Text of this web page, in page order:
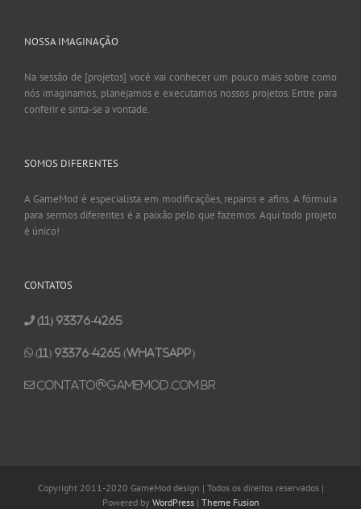
NOSSA IMAGINAÇÃO
Na sessão de [projetos] você vai conhecer um pouco mais sobre como
nós imaginamos, planejamos e executamos nossos projetos. Entre para
conferir e sinta-se a vontade.
SOMOS DIFERENTES
A GameMod é especialista em modificações, reparos e afins. A fórmula
para sermos diferentes é a paixão pelo que fazemos. Aqui todo projeto
é único!
CONTATOS
(11) 93376-4265
(11) 93376-4265 (Whatsapp)
contato@gamemod.com.br
Copyright 2011-2020 GameMod design | Todos os direitos reservados |
Powered by WordPress| Theme Fusion